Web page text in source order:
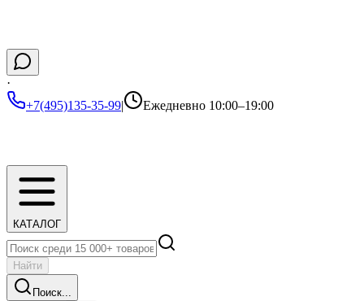
·
+7(495)135-35-99| Ежедневно 10:00–19:00
КАТАЛОГ
Найти
Поиск...